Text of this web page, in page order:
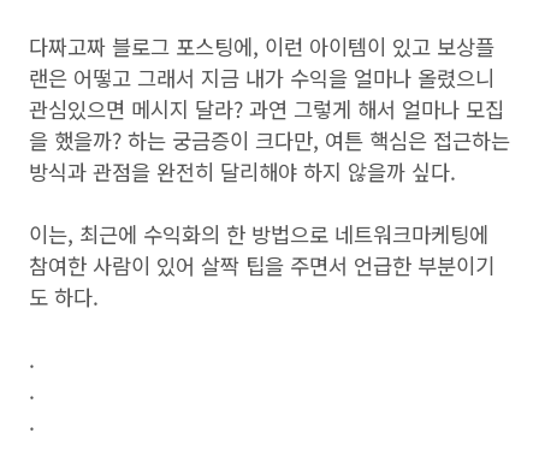
다짜고짜 블로그 포스팅에, 이런 아이템이 있고 보상플
랜은 어떻고 그래서 지금 내가 수익을 얼마나 올렸으니
관심있으면 메시지 달라? 과연 그렇게 해서 얼마나 모집
을 했을까? 하는 궁금증이 크다만, 여튼 핵심은 접근하는
방식과 관점을 완전히 달리해야 하지 않을까 싶다.
이는, 최근에 수익화의 한 방법으로 네트워크마케팅에
참여한 사람이 있어 살짝 팁을 주면서 언급한 부분이기
도 하다.
.
.
.